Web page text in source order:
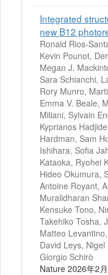
Integrated
new B12
Ronald Rios-
Kevin Pounot,
Megan J.
Sara Schianchi,
Rory Munro,
Emma V. Beale,
Miliani, Sylvain
Kyprianos
Hardman, Sam
Ishihara, Sofia
Kataoka, Ryohei
Hideo Okumura,
Antoine Royant,
Muralidharan
Kensuke Tono,
Takehiko Tosha,
Matteo
David Leys,
Giorgio Schirò
Nature 2026年2